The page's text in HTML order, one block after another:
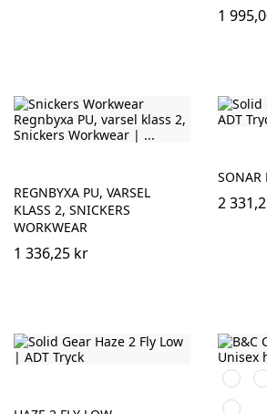
1
REGNBYXA PU, VARSEL
KLASS 2, SNICKERS
WORKWEAR
1 336,25 kr
SONAR
2
Svart